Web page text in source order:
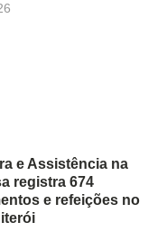
e Assistência na
registra 674
e refeições no